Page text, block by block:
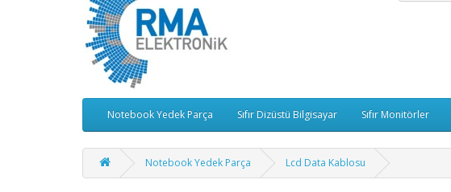
Notebook Yedek Parça Sıfır Dizüstü Bilgisayar Sıfır Monitörler
Notebook Yedek Parça Lcd Data Kablosu